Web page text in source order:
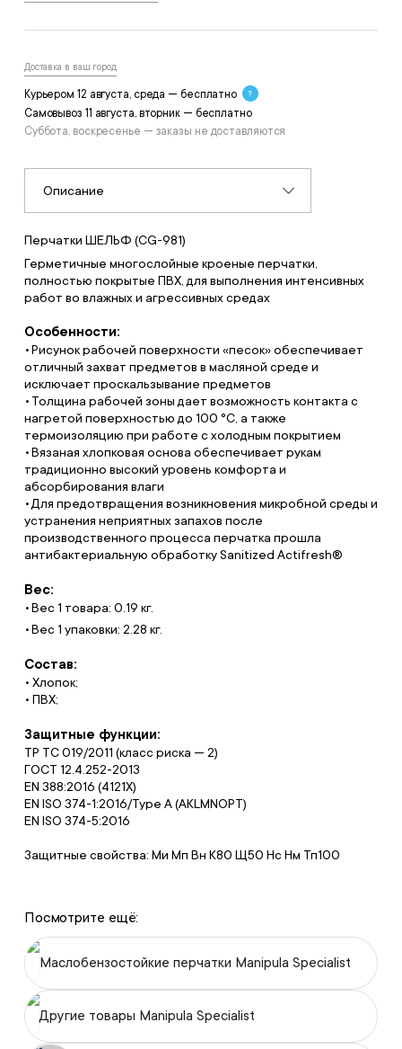
Доставка в ваш город
Курьером 12 августа, среда — бесплатно
Самовывоз 11 августа, вторник — бесплатно
Суббота, воскресенье — заказы не доставляются
Описание
Перчатки ШЕЛЬФ (CG-981)
Герметичные многослойные кроеные перчатки,
полностью покрытые ПВХ, для выполнения интенсивных
работ во влажных и агрессивных средах
Особенности:
Рисунок рабочей поверхности «песок» обеспечивает
отличный захват предметов в масляной среде и
исключает проскальзывание предметов
Толщина рабочей зоны дает возможность контакта с
нагретой поверхностью до 100 °С, а также
термоизоляцию при работе с холодным покрытием
Вязаная хлопковая основа обеспечивает рукам
традиционно высокий уровень комфорта и
абсорбирования влаги
Для предотвращения возникновения микробной среды и
устранения неприятных запахов после
производственного процесса перчатка прошла
антибактериальную обработку Sanitized Actifresh®
Вес:
Вес 1 товара: 0.19 кг.
Вес 1 упаковки: 2.28 кг.
Состав:
• Хлопок;
• ПВХ;
Защитные функции:
ТР ТС 019/2011 (класс риска — 2)
ГОСТ 12.4.252-2013
EN 388:2016 (4121X)
EN ISO 374-1:2016/Type A (AKLMNOPT)
EN ISO 374-5:2016
Защитные свойства: Ми Мп Вн К80 Щ50 Нс Нм Тп100
Посмотрите ещё:
Маслобензостойкие перчатки Manipula Specialist
Другие товары Manipula Specialist